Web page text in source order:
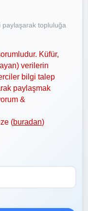
paylaşarak topluluğa
Küfür,
verilerin
bilgi talep
paylaşmak
&
(buradan)